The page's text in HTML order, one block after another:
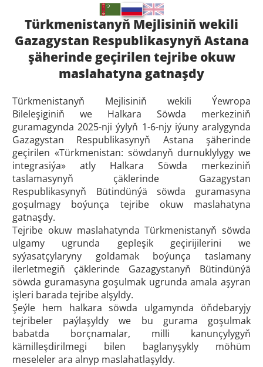
Türkmenistanyň Mejlisiniň wekili
Gazagystan Respublikasynyň Astana
şäherinde geçirilen tejribe okuw
maslahatyna gatnaşdy
Türkmenistanyň Mejlisiniň wekili Ýewropa
Bileleşiginiň we Halkara Söwda merkeziniň
guramagynda 2025-nji ýylyň 1-6-njy iýuny aralygynda
Gazagystan Respublikasynyň Astana şäherinde
geçirilen «Türkmenistan: söwdanyň durnuklylygy we
integrasiýa» atly Halkara Söwda merkeziniň
taslamasynyň çäklerinde Gazagystan
Respublikasynyň Bütindünýä söwda guramasyna
goşulmagy boýunça tejribe okuw maslahatyna
gatnaşdy.
Tejribe okuw maslahatynda Türkmenistanyň söwda
ulgamy ugrunda gepleşik geçirijilerini we
syýasatçylaryny goldamak boýunça taslamany
ilerletmegiň çäklerinde Gazagystanyň Bütindünýä
söwda guramasyna goşulmak ugrunda amala aşyran
işleri barada tejribe alşyldy.
Şeýle hem halkara söwda ulgamynda öňdebaryjy
tejribeler paýlaşyldy we bu gurama goşulmak
babatda borçnamalar, milli kanunçylygyň
kämilleşdirilmegi bilen baglanyşykly möhüm
meseleler ara alnyp maslahatlaşyldy.